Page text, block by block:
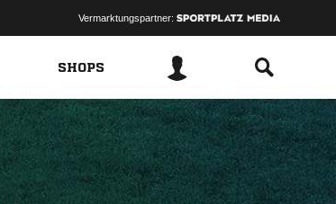
Vermarktungspartner:
SHOPS